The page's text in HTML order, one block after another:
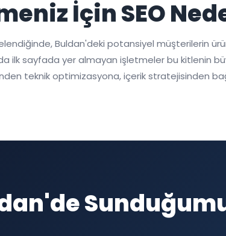
İçin SEO
Buldan'deki potansiyel müşterilerin
ilk sayfada yer almayan işletmeler bu kitlenin
teknik optimizasyona, içerik stratejisinden